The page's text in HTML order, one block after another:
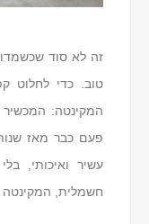
זה לא סוד
טוב. כדי לחלוט
המקינטה:
עשיר ואיכותי,
חשמלית, המקינטה